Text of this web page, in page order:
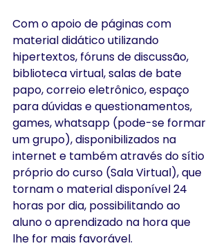
Com o apoio de páginas com
material didático utilizando
hipertextos, fóruns de discussão,
biblioteca virtual, salas de bate
papo, correio eletrônico, espaço
para dúvidas e questionamentos,
games, whatsapp (pode-se formar
um grupo), disponibilizados na
internet e também através do sítio
próprio do curso (Sala Virtual), que
tornam o material disponível 24
horas por dia, possibilitando ao
aluno o aprendizado na hora que
lhe for mais favorável.